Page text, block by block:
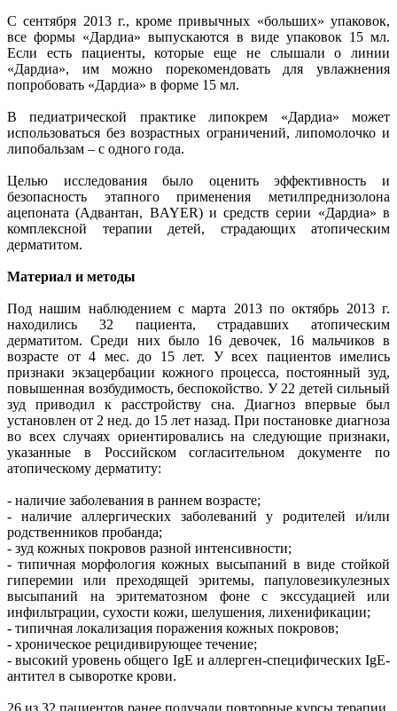
С сентября 2013 г., кроме привычных «больших» упаковок,
все формы «Дардиа» выпускаются в виде упаковок 15 мл.
Если есть пациенты, которые еще не слышали о линии
«Дардиа», им можно порекомендовать для увлажнения
попробовать «Дардиа» в форме 15 мл.
В педиатрической практике липокрем «Дардиа» может
использоваться без возрастных ограничений, липомолочко и
липобальзам – с одного года.
Целью исследования было оценить эффективность и
безопасность этапного применения метилпреднизолона
ацепоната (Адвантан, BAYER) и средств серии «Дардиа» в
комплексной терапии детей, страдающих атопическим
дерматитом.
Материал и методы
Под нашим наблюдением с марта 2013 по октябрь 2013 г.
находились 32 пациента, страдавших атопическим
дерматитом. Среди них было 16 девочек, 16 мальчиков в
возрасте от 4 мес. до 15 лет. У всех пациентов имелись
признаки экзацербации кожного процесса, постоянный зуд,
повышенная возбудимость, беспокойство. У 22 детей сильный
зуд приводил к расстройству сна. Диагноз впервые был
установлен от 2 нед. до 15 лет назад. При постановке диагноза
во всех случаях ориентировались на следующие признаки,
указанные в Российском согласительном документе по
атопическому дерматиту:
- наличие заболевания в раннем возрасте;
- наличие аллергических заболеваний у родителей и/или
родственников пробанда;
- зуд кожных покровов разной интенсивности;
- типичная морфология кожных высыпаний в виде стойкой
гиперемии или преходящей эритемы, папуловезикулезных
высыпаний на эритематозном фоне с экссудацией или
инфильтрации, сухости кожи, шелушения, лихенификации;
- типичная локализация поражения кожных покровов;
- хроническое рецидивирующее течение;
- высокий уровень общего IgE и аллерген-специфических IgE-
антител в сыворотке крови.
26 из 32 пациентов ранее получали повторные курсы терапии,